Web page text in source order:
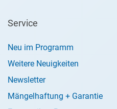
Service
Neu im Programm
Weitere Neuigkeiten
Newsletter
Mängelhaftung + Garantie